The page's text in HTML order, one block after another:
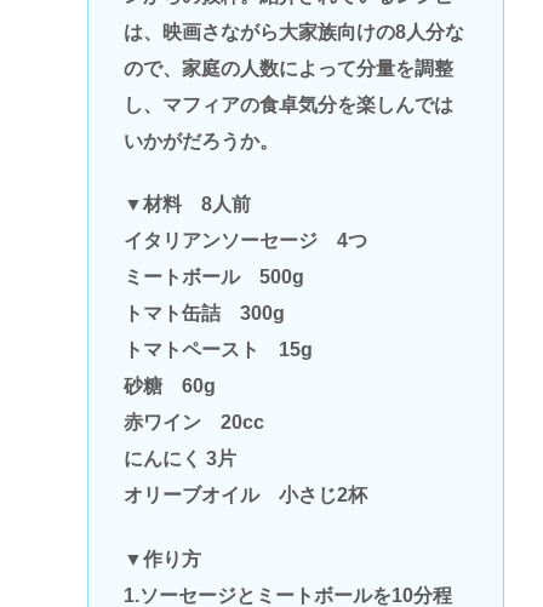
は、映画さながら大家族向けの8人分な
ので、家庭の人数によって分量を調整
し、マフィアの食卓気分を楽しんでは
いかがだろうか。
▼材料 8人前
イタリアンソーセージ 4つ
ミートボール 500g
トマト缶詰 300g
トマトペースト 15g
砂糖 60g
赤ワイン 20cc
にんにく 3片
オリーブオイル 小さじ2杯
▼作り方
1.ソーセージとミートボールを10分程